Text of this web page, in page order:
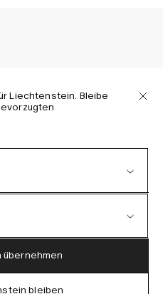
Informationen über
Liechtenstein. Bleibe
übernehmen
bleiben